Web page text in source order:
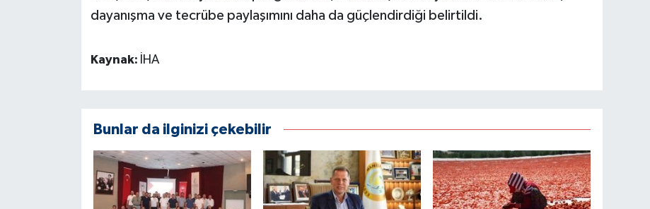
dayanışma ve tecrübe paylaşımını daha da güçlendirdiği belirtildi.
Kaynak: İHA
Bunlar da ilginizi çekebilir